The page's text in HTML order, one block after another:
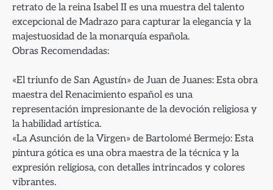
retrato de la reina Isabel II es una muestra del talento
excepcional de Madrazo para capturar la elegancia y la
majestuosidad de la monarquía española.
Obras Recomendadas:
«El triunfo de San Agustín» de Juan de Juanes: Esta obra
maestra del Renacimiento español es una
representación impresionante de la devoción religiosa y
la habilidad artística.
«La Asunción de la Virgen» de Bartolomé Bermejo: Esta
pintura gótica es una obra maestra de la técnica y la
expresión religiosa, con detalles intrincados y colores
vibrantes.